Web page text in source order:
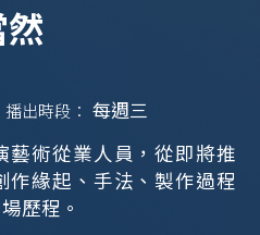
播出時段： 每週三
藝術從業人員，從即將推
作緣起、手法、製作過程
歷程。